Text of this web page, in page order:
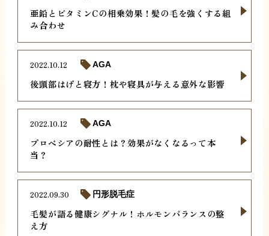
亜鉛とビタミンCの相乗効果！髪の毛を強くする組
み合わせ
後頭部はげと寝方！枕や寝具が与える意外な影響
2022.10.12 AGA
プロペシアの耐性とは？効果がなくなるって本
当？
2022.10.12 AGA
毛髪が語る健康シグナル！ホルモンバランスの整
え方
2022.09.30 円形脱毛症